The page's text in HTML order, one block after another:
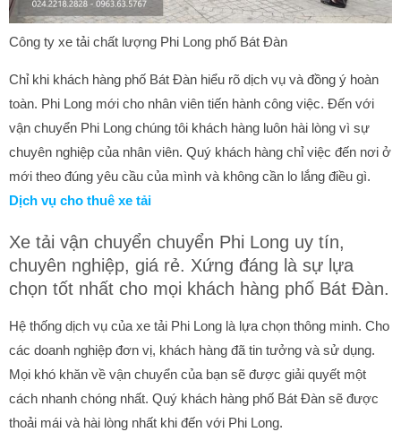
Công ty xe tải chất lượng Phi Long phố Bát Đàn
Chỉ khi khách hàng phố Bát Đàn hiểu rõ dịch vụ và đồng ý hoàn
toàn. Phi Long mới cho nhân viên tiến hành công việc. Đến với
vận chuyển Phi Long chúng tôi khách hàng luôn hài lòng vì sự
chuyên nghiệp của nhân viên. Quý khách hàng chỉ việc đến nơi ở
mới theo đúng yêu cầu của mình và không cần lo lắng điều gì.
Dịch vụ cho thuê xe tải
Xe tải vận chuyển chuyển Phi Long uy tín,
chuyên nghiệp, giá rẻ. Xứng đáng là sự lựa
chọn tốt nhất cho mọi khách hàng phố Bát Đàn.
Hệ thống dịch vụ của xe tải Phi Long là lựa chọn thông minh. Cho
các doanh nghiệp đơn vị, khách hàng đã tin tưởng và sử dụng.
Mọi khó khăn về vận chuyển của bạn sẽ được giải quyết một
cách nhanh chóng nhất. Quý khách hàng phố Bát Đàn sẽ được
thoải mái và hài lòng nhất khi đến với Phi Long.